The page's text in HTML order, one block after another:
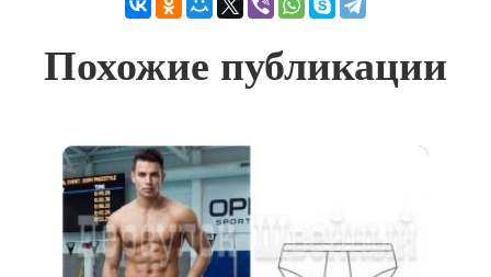
Похожие публикации